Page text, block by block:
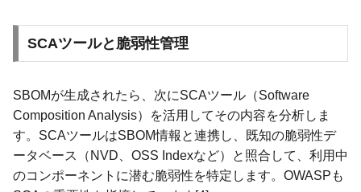
SCAツールと脆弱性管理
SBOMが生成されたら、次にSCAツール（Software
Composition Analysis）を活用してその内容を分析しま
す。SCAツールはSBOM情報と連携し、既知の脆弱性デ
ータベース（NVD、OSS Indexなど）と照合して、利用中
のコンポーネントに潜む脆弱性を特定します。OWASPも